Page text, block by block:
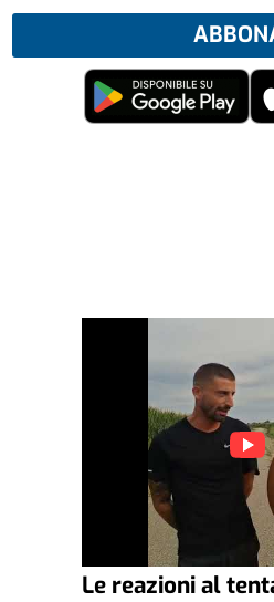
Le reazioni al